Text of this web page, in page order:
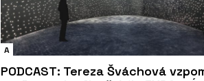
A
PODCAST: Tereza Šváchová